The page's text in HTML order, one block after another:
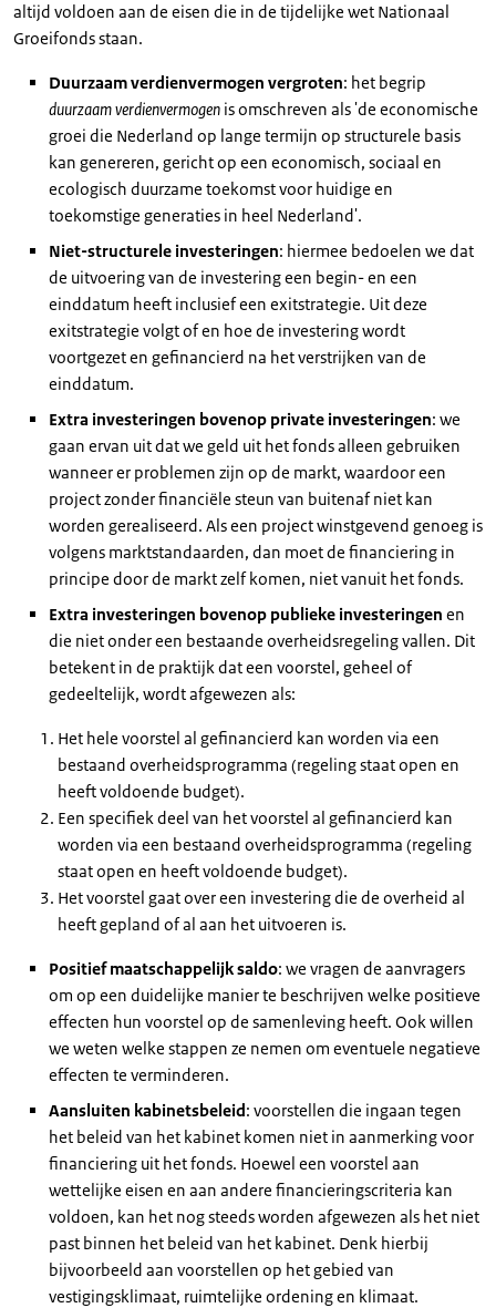
altijd voldoen aan de eisen die in de tijdelijke wet Nationaal
Groeifonds staan.
Duurzaam verdienvermogen vergroten: het begrip
duurzaam verdienvermogen is omschreven als 'de economische
groei die Nederland op lange termijn op structurele basis
kan genereren, gericht op een economisch, sociaal en
ecologisch duurzame toekomst voor huidige en
toekomstige generaties in heel Nederland'.
Niet-structurele investeringen: hiermee bedoelen we dat
de uitvoering van de investering een begin- en een
einddatum heeft inclusief een exitstrategie. Uit deze
exitstrategie volgt of en hoe de investering wordt
voortgezet en gefinancierd na het verstrijken van de
einddatum.
Extra investeringen bovenop private investeringen: we
gaan ervan uit dat we geld uit het fonds alleen gebruiken
wanneer er problemen zijn op de markt, waardoor een
project zonder financiële steun van buitenaf niet kan
worden gerealiseerd. Als een project winstgevend genoeg is
volgens marktstandaarden, dan moet de financiering in
principe door de markt zelf komen, niet vanuit het fonds.
Extra investeringen bovenop publieke investeringen en
die niet onder een bestaande overheidsregeling vallen. Dit
betekent in de praktijk dat een voorstel, geheel of
gedeeltelijk, wordt afgewezen als:
Het hele voorstel al gefinancierd kan worden via een
bestaand overheidsprogramma (regeling staat open en
heeft voldoende budget).
Een specifiek deel van het voorstel al gefinancierd kan
worden via een bestaand overheidsprogramma (regeling
staat open en heeft voldoende budget).
Het voorstel gaat over een investering die de overheid al
heeft gepland of al aan het uitvoeren is.
Positief maatschappelijk saldo: we vragen de aanvragers
om op een duidelijke manier te beschrijven welke positieve
effecten hun voorstel op de samenleving heeft. Ook willen
we weten welke stappen ze nemen om eventuele negatieve
effecten te verminderen.
Aansluiten kabinetsbeleid: voorstellen die ingaan tegen
het beleid van het kabinet komen niet in aanmerking voor
financiering uit het fonds. Hoewel een voorstel aan
wettelijke eisen en aan andere financieringscriteria kan
voldoen, kan het nog steeds worden afgewezen als het niet
past binnen het beleid van het kabinet. Denk hierbij
bijvoorbeeld aan voorstellen op het gebied van
vestigingsklimaat, ruimtelijke ordening en klimaat.